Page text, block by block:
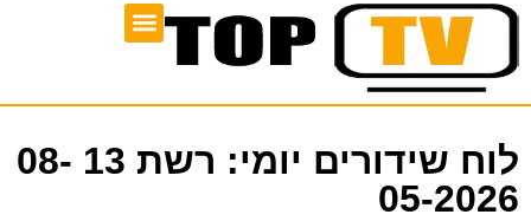
לוח שידורים יומי: רשת 13 08-
05-2026